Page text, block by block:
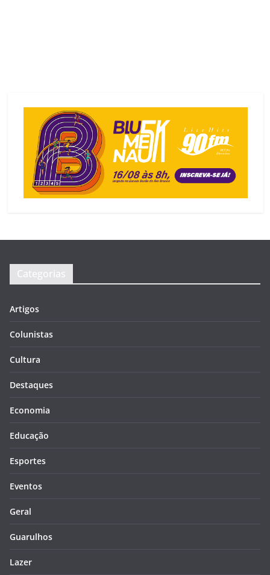
Categorias
Artigos
Colunistas
Cultura
Destaques
Economia
Educação
Esportes
Eventos
Geral
Guarulhos
Lazer